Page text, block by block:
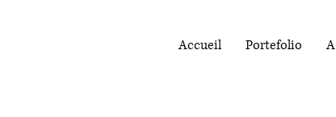
Accueil Portefolio